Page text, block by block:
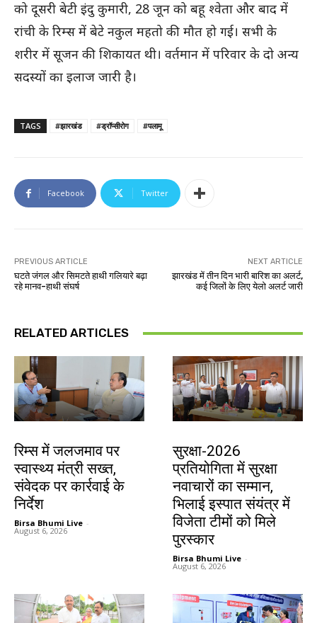
को दूसरी बेटी इंदु कुमारी, 28 जून को बहू श्वेता और बाद में
रांची के रिम्स में बेटे नकुल महतो की मौत हो गई। सभी के
शरीर में सूजन की शिकायत थी। वर्तमान में परिवार के दो अन्य
सदस्यों का इलाज जारी है।
TAGS #झारखंड #ड्रॉप्सीरोग #पलामू
Facebook Twitter
PREVIOUS ARTICLE
घटते जंगल और सिमटते हाथी गलियारे बढ़ा
रहे मानव-हाथी संघर्ष
NEXT ARTICLE
झारखंड में तीन दिन भारी बारिश का अलर्ट,
कई जिलों के लिए येलो अलर्ट जारी
RELATED ARTICLES
रिम्स में जलजमाव पर
स्वास्थ्य मंत्री सख्त,
संवेदक पर कार्रवाई के
निर्देश
Birsa Bhumi Live -
August 6, 2026
सुरक्षा-2026
प्रतियोगिता में सुरक्षा
नवाचारों का सम्मान,
भिलाई इस्पात संयंत्र में
विजेता टीमों को मिले
पुरस्कार
Birsa Bhumi Live -
August 6, 2026